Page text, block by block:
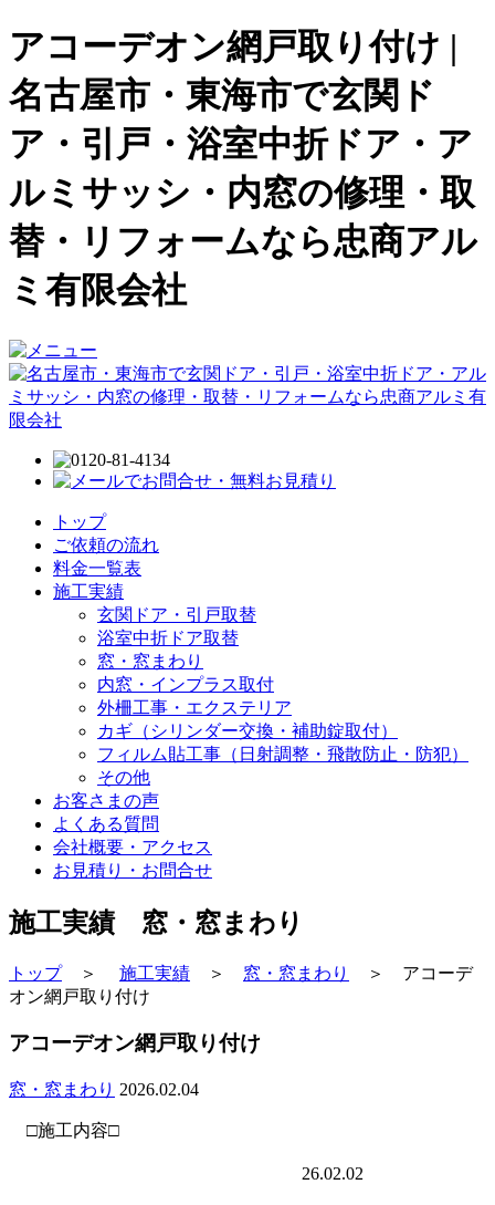
アコーデオン網戸取り付け |
名古屋市・東海市で玄関ド
ア・引戸・浴室中折ドア・ア
ルミサッシ・内窓の修理・取
替・リフォームなら忠商アル
ミ有限会社
トップ
ご依頼の流れ
料金一覧表
施工実績
玄関ドア・引戸取替
浴室中折ドア取替
窓・窓まわり
内窓・インプラス取付
外柵工事・エクステリア
カギ（シリンダー交換・補助錠取付）
フィルム貼工事（日射調整・飛散防止・防犯）
その他
お客さまの声
よくある質問
会社概要・アクセス
お見積り・お問合せ
施工実績 窓・窓まわり
トップ＞ 施工実績 ＞ 窓・窓まわり
＞ アコーデ
オン網戸取り付け
アコーデオン網戸取り付け
窓・窓まわり 2026.02.04
□施工内容□
26.02.02